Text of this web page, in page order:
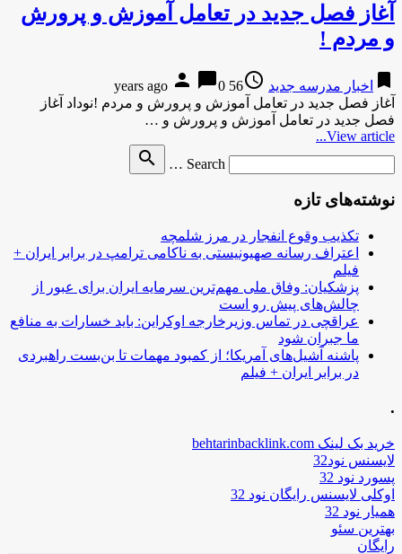
آغاز فصل جدید در تعامل آموزش و پرورش
و مردم !
bookmark اخبار مدرسه جدید access_time
56 years ago
person chat_bubble0
آغاز فصل جدید در تعامل آموزش و پرورش و مردم !نوداد آغاز
فصل جدید در تعامل آموزش و پرورش و …
View article...
Search …
search
نوشته‌های تازه
تکذیب وقوع انفجار در مرز شلمچه
اعتراف رسانه صهیونیستی به ناکامی ترامپ در برابر ایران +
فیلم
پزشکیان: وفاق ملی مهم‌ترین سرمایه ایران برای عبور از
چالش‌های پیش رو است
عراقچی در تماس وزیرخارجه اوکراین: باید خسارات به منافع
ما جبران شود
پاشنه آشیل‌های آمریکا؛ از کمبود مهمات تا بن‌بست راهبردی
در برابر ایران + فیلم
.
خرید بک لینک behtarinbacklink.com
لایسنس نود32
پسورد نود 32
اوکلی لایسنس رایگان نود 32
همیار نود 32
بهترین سئو
رایگان